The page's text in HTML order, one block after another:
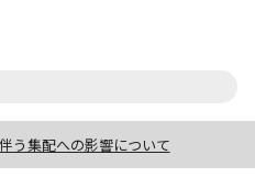
う集配への影響について